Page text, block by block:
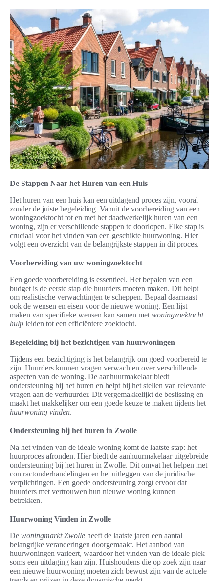
De Stappen Naar het Huren van een Huis
Het huren van een huis kan een uitdagend proces zijn, vooral
zonder de juiste begeleiding. Vanuit de voorbereiding van een
woningzoektocht tot en met het daadwerkelijk huren van een
woning, zijn er verschillende stappen te doorlopen. Elke stap is
cruciaal voor het vinden van een geschikte huurwoning. Hier
volgt een overzicht van de belangrijkste stappen in dit proces.
Voorbereiding van uw woningzoektocht
Een goede voorbereiding is essentieel. Het bepalen van een
budget is de eerste stap die huurders moeten maken. Dit helpt
om realistische verwachtingen te scheppen. Bepaal daarnaast
ook de wensen en eisen voor de nieuwe woning. Een lijst
maken van specifieke wensen kan samen met woningzoektocht
hulp leiden tot een efficiëntere zoektocht.
Begeleiding bij het bezichtigen van huurwoningen
Tijdens een bezichtiging is het belangrijk om goed voorbereid te
zijn. Huurders kunnen vragen verwachten over verschillende
aspecten van de woning. De aanhuurmakelaar biedt
ondersteuning bij het huren en helpt bij het stellen van relevante
vragen aan de verhuurder. Dit vergemakkelijkt de beslissing en
maakt het makkelijker om een goede keuze te maken tijdens het
huurwoning vinden.
Ondersteuning bij het huren in Zwolle
Na het vinden van de ideale woning komt de laatste stap: het
huurproces afronden. Hier biedt de aanhuurmakelaar uitgebreide
ondersteuning bij het huren in Zwolle. Dit omvat het helpen met
contractonderhandelingen en het uitleggen van de juridische
verplichtingen. Een goede ondersteuning zorgt ervoor dat
huurders met vertrouwen hun nieuwe woning kunnen
betrekken.
Huurwoning Vinden in Zwolle
De woningmarkt Zwolle heeft de laatste jaren een aantal
belangrijke veranderingen doorgemaakt. Het aanbod van
huurwoningen varieert, waardoor het vinden van de ideale plek
soms een uitdaging kan zijn. Huishoudens die op zoek zijn naar
een nieuwe huurwoning moeten zich bewust zijn van de actuele